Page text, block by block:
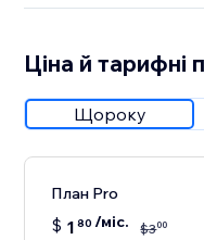
Ціна й тарифні
Щороку
План Pro
$ 1 80 /міс. $300